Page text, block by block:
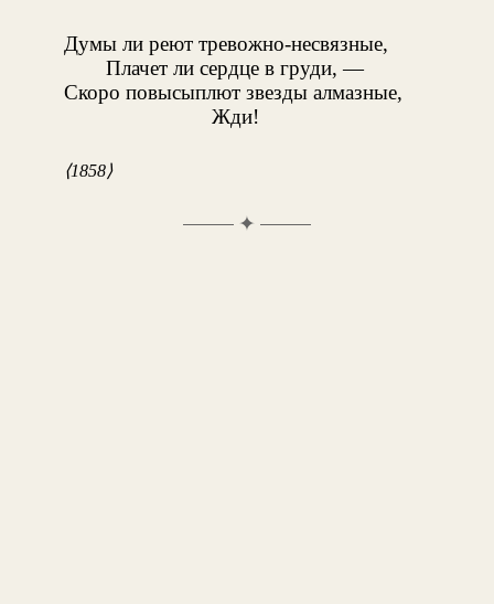
Думы ли реют тревожно-несвязные,
Плачет ли сердце в груди, —
Скоро повысыплют звезды алмазные,
Жди!
⟨1858⟩
✦